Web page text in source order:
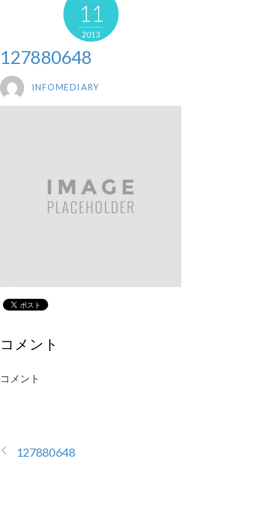
11
2013
127880648
INFOMEDIARY
コメント
コメント
127880648